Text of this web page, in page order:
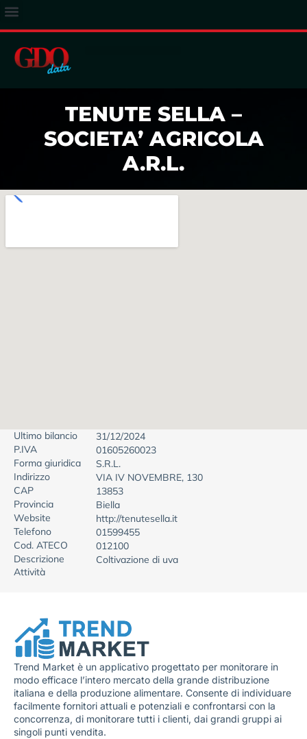
TENUTE SELLA –
SOCIETA’ AGRICOLA
A.R.L.
Ultimo bilancio
31/12/2024
P.IVA
01605260023
Forma giuridica
S.R.L.
Indirizzo
VIA IV NOVEMBRE, 130
CAP
13853
Provincia
Biella
Website
http://tenutesella.it
Telefono
01599455
Cod. ATECO
012100
Descrizione
Attività
Coltivazione di uva
Trend Market è un applicativo progettato per monitorare in
modo efficace l’intero mercato della grande distribuzione
italiana e della produzione alimentare. Consente di individuare
facilmente fornitori attuali e potenziali e confrontarsi con la
concorrenza, di monitorare tutti i clienti, dai grandi gruppi ai
singoli punti vendita.